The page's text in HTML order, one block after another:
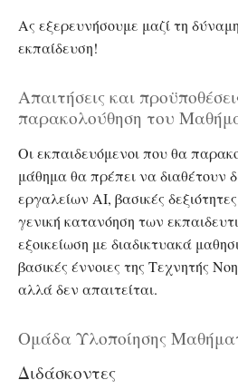
Ας εξερευνήσουμε μαζί τη
εκπαίδευση!
Απαιτήσεις και
παρακολούθηση του
Οι εκπαιδευόμενοι που θα
μάθημα θα πρέπει να διαθέτουν
εργαλείων AI, βασικές
γενική κατανόηση των
εξοικείωση με διαδικτυακά
βασικές έννοιες της Τεχνητής
αλλά δεν απαιτείται.
Ομάδα Υλοποίησης
Διδάσκοντες